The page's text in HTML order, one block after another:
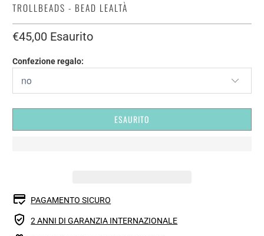
TROLLBEADS - BEAD LEALTÀ
€45,00 Esaurito
Confezione regalo:
ESAURITO
PAGAMENTO SICURO
2 ANNI DI GARANZIA INTERNAZIONALE